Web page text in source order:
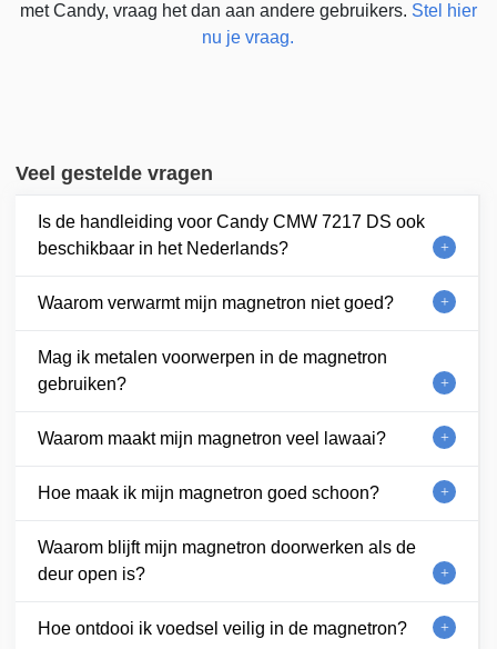
met Candy, vraag het dan aan andere gebruikers. Stel hier
nu je vraag.
Veel gestelde vragen
Is de handleiding voor Candy CMW 7217 DS ook
beschikbaar in het Nederlands?
Waarom verwarmt mijn magnetron niet goed?
Mag ik metalen voorwerpen in de magnetron
gebruiken?
Waarom maakt mijn magnetron veel lawaai?
Hoe maak ik mijn magnetron goed schoon?
Waarom blijft mijn magnetron doorwerken als de
deur open is?
Hoe ontdooi ik voedsel veilig in de magnetron?